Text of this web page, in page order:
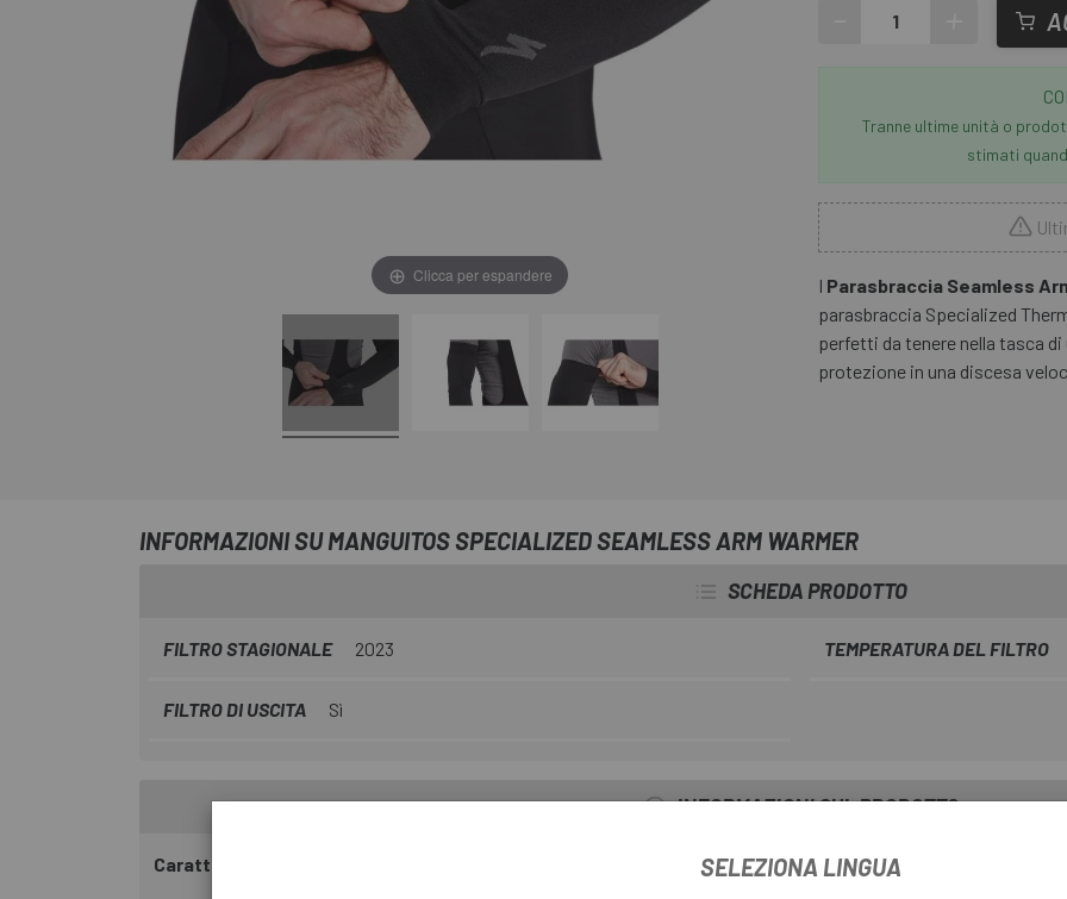
Clicca per espandere
Tranne ultime unità o
stimati
I Parasbraccia Seamless
parasbraccia Specialized
perfetti da tenere nella tasca di
protezione in una discesa
INFORMAZIONI SU MANGUITOS SPECIALIZED SEAMLESS ARM WARMER
SCHEDA PRODOTTO
FILTRO STAGIONALE 2023 TEMPERATURA DEL FILTRO
FILTRO DI USCITA Sì
INFORMAZIONI SUL PRODOTTO
Caratteristiche: SELEZIONA LINGUA